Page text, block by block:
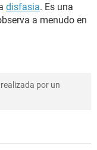
disfasia. Es una
a menudo en
por un